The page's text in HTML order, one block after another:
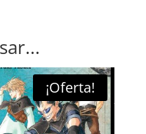
¡Oferta!